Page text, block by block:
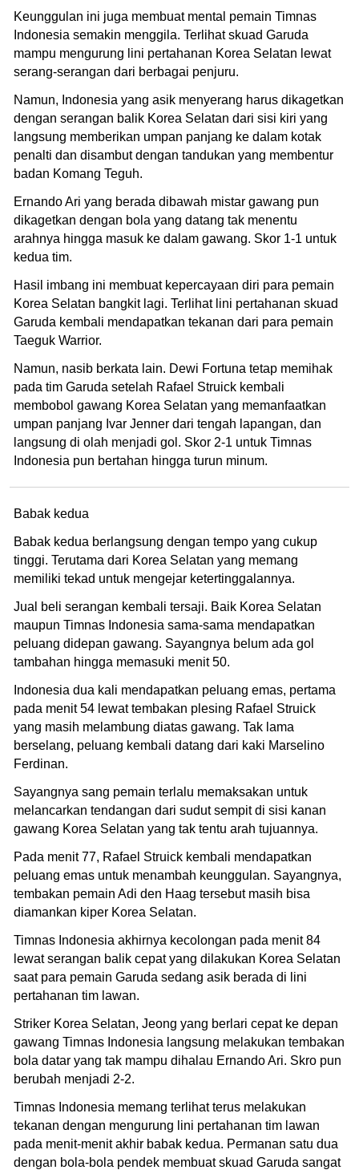
Keunggulan ini juga membuat mental pemain Timnas
Indonesia semakin menggila. Terlihat skuad Garuda
mampu mengurung lini pertahanan Korea Selatan lewat
serang-serangan dari berbagai penjuru.
Namun, Indonesia yang asik menyerang harus dikagetkan
dengan serangan balik Korea Selatan dari sisi kiri yang
langsung memberikan umpan panjang ke dalam kotak
penalti dan disambut dengan tandukan yang membentur
badan Komang Teguh.
Ernando Ari yang berada dibawah mistar gawang pun
dikagetkan dengan bola yang datang tak menentu
arahnya hingga masuk ke dalam gawang. Skor 1-1 untuk
kedua tim.
Hasil imbang ini membuat kepercayaan diri para pemain
Korea Selatan bangkit lagi. Terlihat lini pertahanan skuad
Garuda kembali mendapatkan tekanan dari para pemain
Taeguk Warrior.
Namun, nasib berkata lain. Dewi Fortuna tetap memihak
pada tim Garuda setelah Rafael Struick kembali
membobol gawang Korea Selatan yang memanfaatkan
umpan panjang Ivar Jenner dari tengah lapangan, dan
langsung di olah menjadi gol. Skor 2-1 untuk Timnas
Indonesia pun bertahan hingga turun minum.
Babak kedua
Babak kedua berlangsung dengan tempo yang cukup
tinggi. Terutama dari Korea Selatan yang memang
memiliki tekad untuk mengejar ketertinggalannya.
Jual beli serangan kembali tersaji. Baik Korea Selatan
maupun Timnas Indonesia sama-sama mendapatkan
peluang didepan gawang. Sayangnya belum ada gol
tambahan hingga memasuki menit 50.
Indonesia dua kali mendapatkan peluang emas, pertama
pada menit 54 lewat tembakan plesing Rafael Struick
yang masih melambung diatas gawang. Tak lama
berselang, peluang kembali datang dari kaki Marselino
Ferdinan.
Sayangnya sang pemain terlalu memaksakan untuk
melancarkan tendangan dari sudut sempit di sisi kanan
gawang Korea Selatan yang tak tentu arah tujuannya.
Pada menit 77, Rafael Struick kembali mendapatkan
peluang emas untuk menambah keunggulan. Sayangnya,
tembakan pemain Adi den Haag tersebut masih bisa
diamankan kiper Korea Selatan.
Timnas Indonesia akhirnya kecolongan pada menit 84
lewat serangan balik cepat yang dilakukan Korea Selatan
saat para pemain Garuda sedang asik berada di lini
pertahanan tim lawan.
Striker Korea Selatan, Jeong yang berlari cepat ke depan
gawang Timnas Indonesia langsung melakukan tembakan
bola datar yang tak mampu dihalau Ernando Ari. Skro pun
berubah menjadi 2-2.
Timnas Indonesia memang terlihat terus melakukan
tekanan dengan mengurung lini pertahanan tim lawan
pada menit-menit akhir babak kedua. Permanan satu dua
dengan bola-bola pendek membuat skuad Garuda sangat